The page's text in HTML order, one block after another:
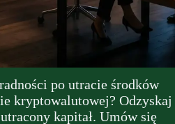
po utracie środków
kryptowalutowej? Odzyskaj
kapitał. Umów się